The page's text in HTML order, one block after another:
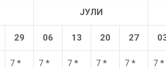
ЈУЛИ
29 06 13 20 27
7 * 7 * 7 * 7 * 7 * 7 *